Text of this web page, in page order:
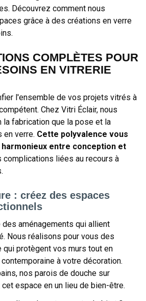
Découvrez comment nous
grâce à des créations en verre
COMPLÈTES POUR
EN VITRERIE
l'ensemble de vos projets vitrés à
Chez Vitri Éclair, nous
fabrication que la pose et la
en verre. Cette polyvalence vous
entre conception et
complications liées au recours à
: créez des espaces
aménagements qui allient
Nous réalisons pour vous des
protègent vos murs tout en
à votre décoration.
nos parois de douche sur
espace en un lieu de bien-être.